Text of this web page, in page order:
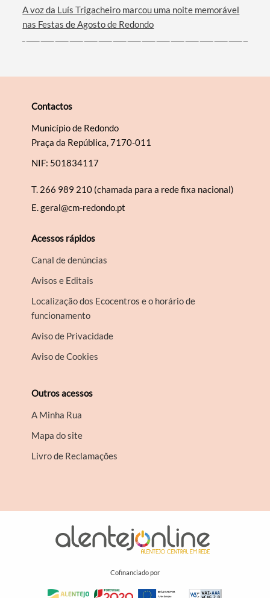
Filtros
A voz da Luís Trigacheiro marcou uma noite memorável
nas Festas de Agosto de Redondo
Contactos
Município de Redondo
Praça da República, 7170-011
NIF: 501834117
T. 266 989 210 (chamada para a rede fixa nacional)
E.geral@cm-redondo.pt
Acessos rápidos
Canal de denúncias
Avisos e Editais
Localização dos Ecocentros e o horário de
funcionamento
Aviso de Privacidade
Aviso de Cookies
Outros acessos
A Minha Rua
Mapa do site
Livro de Reclamações
Cofinanciado por